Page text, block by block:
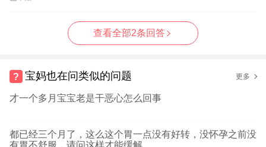
查看全部2条回答
宝妈也在问类似的问题 更多
才一个多月宝宝老是干恶心怎么回事
都已经三个月了，这么这个胃一点没有好转，没怀孕之前没